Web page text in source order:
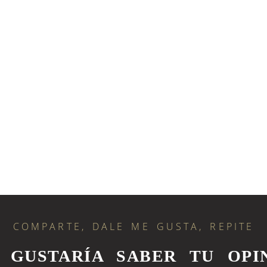
COMPARTE, DALE ME GUSTA, REPITE
GUSTARÍA SABER TU